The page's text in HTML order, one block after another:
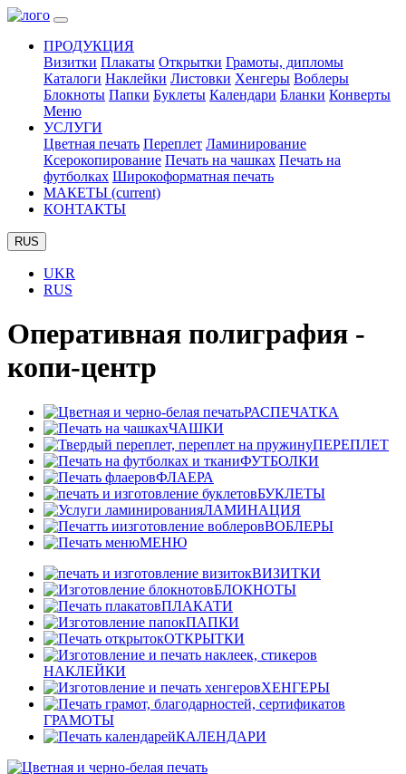
ПРОДУКЦИЯ
Визитки Плакаты Открытки Грамоты, дипломы
Каталоги Наклейки Листовки Хенгеры Воблеры
Блокноты Папки Буклеты Календари Бланки Конверты
Меню
УСЛУГИ
Цветная печать Переплет Ламинирование
Ксерокопирование Печать на чашках Печать на
футболках Широкоформатная печать
МАКЕТЫ (current)
КОНТАКТЫ
RUS
UKR
RUS
Оперативная полиграфия -
копи-центр
РАСПЕЧАТКА
ЧАШКИ
ПЕРЕПЛЕТ
ФУТБОЛКИ
ФЛАЕРА
БУКЛЕТЫ
ЛАМИНАЦИЯ
ВОБЛЕРЫ
МЕНЮ
ВИЗИТКИ
БЛОКНОТЫ
ПЛАКАТИ
ПАПКИ
ОТКРЫТКИ
НАКЛЕЙКИ
ХЕНГЕРЫ
ГРАМОТЫ
КАЛЕНДАРИ